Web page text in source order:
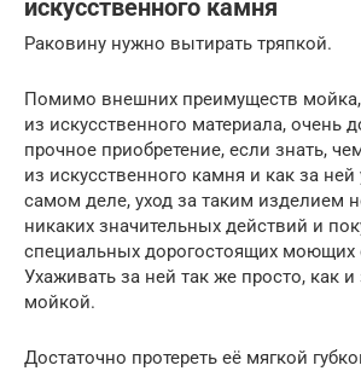
искусственного камня
Раковину нужно вытирать тряпкой.
Помимо внешних преимуществ мойка,
из искусственного материала, очень
прочное приобретение, если знать,
из искусственного камня и как за
самом деле, уход за таким изделием
никаких значительных действий и
специальных дорогостоящих моющих
Ухаживать за ней так же просто, как и
мойкой.
Достаточно протереть её мягкой